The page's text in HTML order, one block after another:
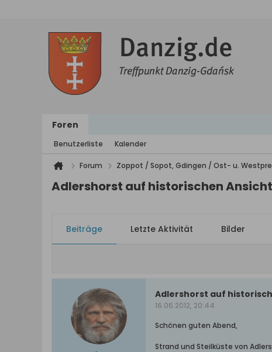
Foren
Benutzerliste Kalender
Forum Zoppot / Sopot, Gdingen / Ost- u.
Adlershorst auf historischen
Beiträge Letzte Aktivität Bilder
Adlershorst auf
16.06.2012, 20:44
Schönen guten Abend,
Strand und Steilküste von